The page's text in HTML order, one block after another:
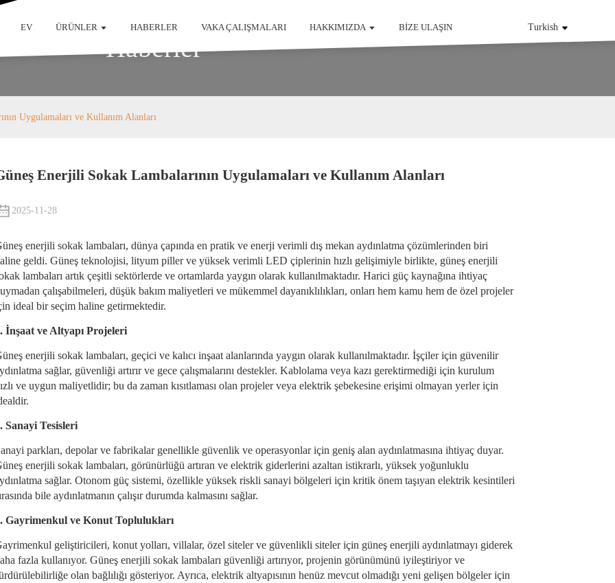
EV ÜRÜNLER HABERLER VAKA ÇALIŞMALARI HAKKIMIZDA BIZE ULAŞIN Turkish
Haberler
Uygulamaları ve Kullanım Alanları
Enerjili Sokak Lambalarının Uygulamaları ve Kullanım Alanları
2025-11-28
enerjili sokak lambaları, dünya çapında en pratik ve enerji verimli dış mekan aydınlatma çözümlerinden biri
geldi. Güneş teknolojisi, lityum piller ve yüksek verimli LED çiplerinin hızlı gelişimiyle birlikte, güneş enerjili
lambaları artık çeşitli sektörlerde ve ortamlarda yaygın olarak kullanılmaktadır. Harici güç kaynağına ihtiyaç
çalışabilmeleri, düşük bakım maliyetleri ve mükemmel dayanıklılıkları, onları hem kamu hem de özel projeler
ideal bir seçim haline getirmektedir.
İnşaat ve Altyapı Projeleri
enerjili sokak lambaları, geçici ve kalıcı inşaat alanlarında yaygın olarak kullanılmaktadır. İşçiler için güvenilir
sağlar, güvenliği artırır ve gece çalışmalarını destekler. Kablolama veya kazı gerektirmediği için kurulum
ve uygun maliyetlidir; bu da zaman kısıtlaması olan projeler veya elektrik şebekesine erişimi olmayan yerler için
Sanayi Tesisleri
parkları, depolar ve fabrikalar genellikle güvenlik ve operasyonlar için geniş alan aydınlatmasına ihtiyaç duyar.
enerjili sokak lambaları, görünürlüğü artıran ve elektrik giderlerini azaltan istikrarlı, yüksek yoğunluklu
sağlar. Otonom güç sistemi, özellikle yüksek riskli sanayi bölgeleri için kritik önem taşıyan elektrik kesintileri
bile aydınlatmanın çalışır durumda kalmasını sağlar.
Gayrimenkul ve Konut Toplulukları
geliştiricileri, konut yolları, villalar, özel siteler ve güvenlikli siteler için güneş enerjili aydınlatmayı giderek
fazla kullanıyor. Güneş enerjili sokak lambaları güvenliği artırıyor, projenin görünümünü iyileştiriyor ve
olan bağlılığı gösteriyor. Ayrıca, elektrik altyapısının henüz mevcut olmadığı yeni gelişen bölgeler için